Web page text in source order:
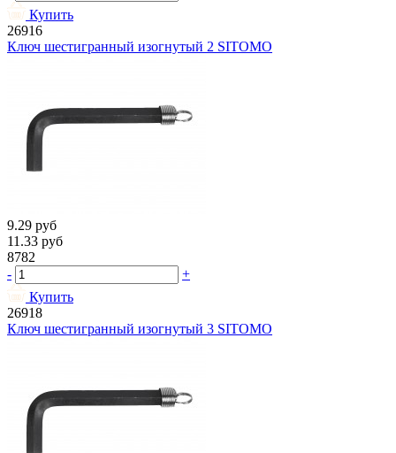
Купить
26916
Ключ шестигранный изогнутый 2 SITOMO
9.29 руб
11.33 руб
8782
-
+
Купить
26918
Ключ шестигранный изогнутый 3 SITOMO